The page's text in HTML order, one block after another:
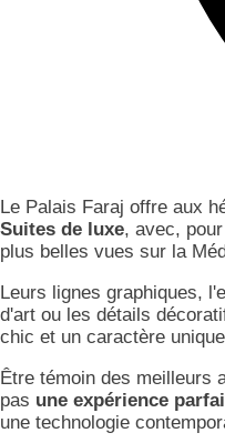
Le Palais Faraj offre aux
Suites de luxe, avec,
plus belles vues sur la
Leurs lignes graphiques,
d'art ou les détails
chic et un caractère
Être témoin des meilleurs
pas une expérience
une technologie